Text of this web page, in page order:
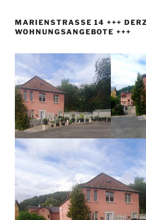
MARIENSTRASSE 14 +++
OHNUNGSANGEBOTE +++